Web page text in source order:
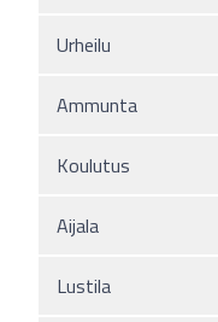
Urheilu
Ammunta
Koulutus
Aijala
Lustila